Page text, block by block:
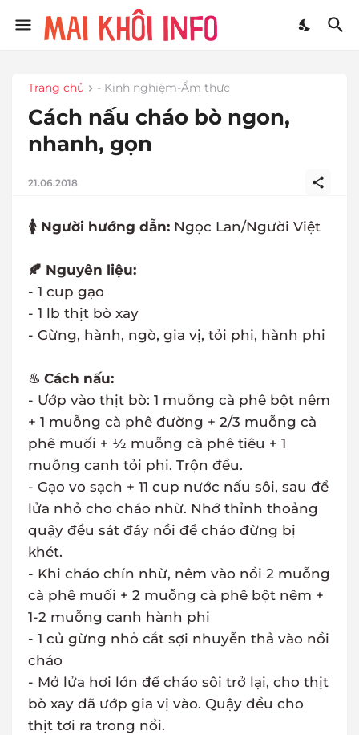
Trang chủ - Kinh nghiệm-Ẩm thực
Cách nấu cháo bò ngon,
nhanh, gọn
21.06.2018
🚺 Người hướng dẫn: Ngọc Lan/Người Việt
🍂 Nguyên liệu:
- 1 cup gạo
- 1 lb thịt bò xay
- Gừng, hành, ngò, gia vị, tỏi phi, hành phi
♨ Cách nấu:
- Ướp vào thịt bò: 1 muỗng cà phê bột nêm
+ 1 muỗng cà phê đường + 2/3 muỗng cà
phê muối + ½ muỗng cà phê tiêu + 1
muỗng canh tỏi phi. Trộn đều.
- Gạo vo sạch + 11 cup nước nấu sôi, sau để
lửa nhỏ cho cháo nhừ. Nhớ thỉnh thoảng
quậy đều sát đáy nồi để cháo đừng bị
khét.
- Khi cháo chín nhừ, nêm vào nồi 2 muỗng
cà phê muối + 2 muỗng cà phê bột nêm +
1-2 muỗng canh hành phi
- 1 củ gừng nhỏ cắt sợi nhuyễn thả vào nồi
cháo
- Mở lửa hơi lớn để cháo sôi trở lại, cho thịt
bò xay đã ướp gia vị vào. Quậy đều cho
thịt tơi ra trong nồi.